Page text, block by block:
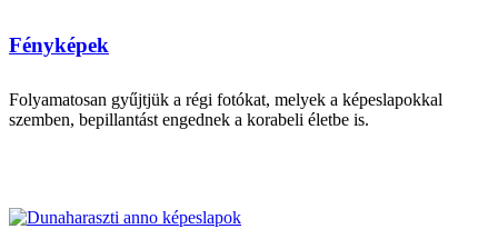
Fényképek
Folyamatosan gyűjtjük a régi fotókat, melyek a képeslapokkal
szemben, bepillantást engednek a korabeli életbe is.